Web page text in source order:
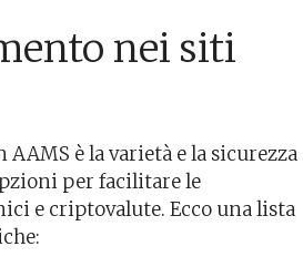
nei siti
è la varietà e la sicurezza
per facilitare le
e criptovalute. Ecco una lista